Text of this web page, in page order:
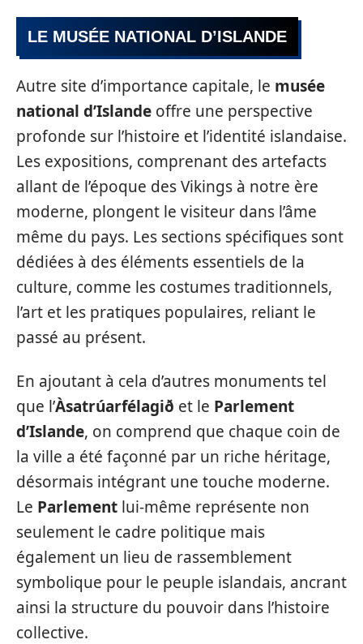
LE MUSÉE NATIONAL D’ISLANDE
Autre site d’importance capitale, le musée
national d’Islande offre une perspective
profonde sur l’histoire et l’identité islandaise.
Les expositions, comprenant des artefacts
allant de l’époque des Vikings à notre ère
moderne, plongent le visiteur dans l’âme
même du pays. Les sections spécifiques sont
dédiées à des éléments essentiels de la
culture, comme les costumes traditionnels,
l’art et les pratiques populaires, reliant le
passé au présent.
En ajoutant à cela d’autres monuments tel
que l’Àsatrúarfélagið et le Parlement
d’Islande, on comprend que chaque coin de
la ville a été façonné par un riche héritage,
désormais intégrant une touche moderne.
Le Parlement lui-même représente non
seulement le cadre politique mais
également un lieu de rassemblement
symbolique pour le peuple islandais, ancrant
ainsi la structure du pouvoir dans l’histoire
collective.